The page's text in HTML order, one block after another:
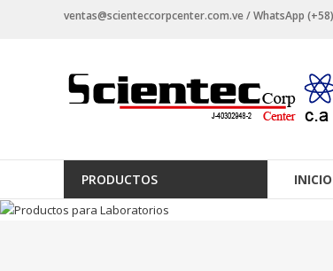
ventas@scienteccorpcenter.com.ve / WhatsApp
Productos
para
Investigación,
Industriales
y
PRODUCTOS INICIO